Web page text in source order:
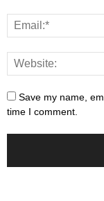
Save my name,
time I comment.